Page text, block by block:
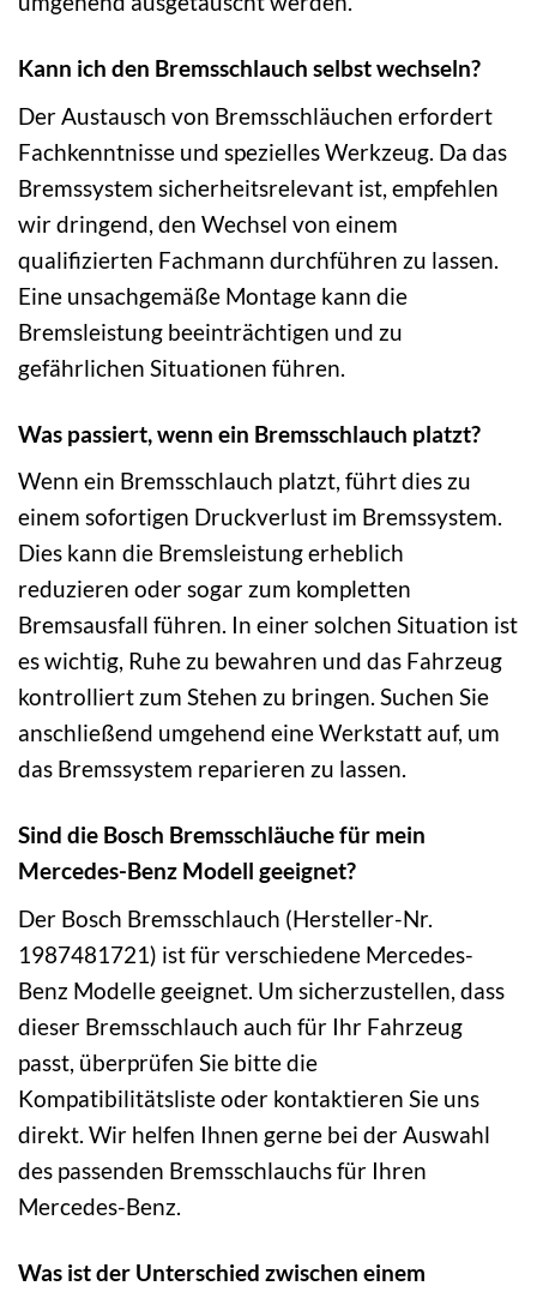
Kann ich den Bremsschlauch selbst wechseln?
Der Austausch von Bremsschläuchen erfordert
Fachkenntnisse und spezielles Werkzeug. Da das
Bremssystem sicherheitsrelevant ist, empfehlen
wir dringend, den Wechsel von einem
qualifizierten Fachmann durchführen zu lassen.
Eine unsachgemäße Montage kann die
Bremsleistung beeinträchtigen und zu
gefährlichen Situationen führen.
Was passiert, wenn ein Bremsschlauch platzt?
Wenn ein Bremsschlauch platzt, führt dies zu
einem sofortigen Druckverlust im Bremssystem.
Dies kann die Bremsleistung erheblich
reduzieren oder sogar zum kompletten
Bremsausfall führen. In einer solchen Situation ist
es wichtig, Ruhe zu bewahren und das Fahrzeug
kontrolliert zum Stehen zu bringen. Suchen Sie
anschließend umgehend eine Werkstatt auf, um
das Bremssystem reparieren zu lassen.
Sind die Bosch Bremsschläuche für mein
Mercedes-Benz Modell geeignet?
Der Bosch Bremsschlauch (Hersteller-Nr.
1987481721) ist für verschiedene Mercedes-
Benz Modelle geeignet. Um sicherzustellen, dass
dieser Bremsschlauch auch für Ihr Fahrzeug
passt, überprüfen Sie bitte die
Kompatibilitätsliste oder kontaktieren Sie uns
direkt. Wir helfen Ihnen gerne bei der Auswahl
des passenden Bremsschlauchs für Ihren
Mercedes-Benz.
Was ist der Unterschied zwischen einem